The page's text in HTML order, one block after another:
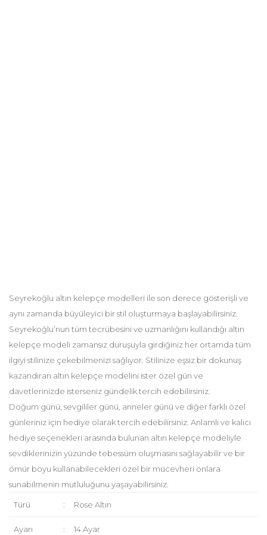
Seyrekoğlu altın kelepçe modelleri ile son derece gösterişli ve
aynı zamanda büyüleyici bir stil oluşturmaya başlayabilirsiniz.
Seyrekoğlu’nun tüm tecrübesini ve uzmanlığını kullandığı altın
kelepçe modeli zamansız duruşuyla girdiğiniz her ortamda tüm
ilgiyi stilinize çekebilmenizi sağlıyor. Stilinize eşsiz bir dokunuş
kazandıran altın kelepçe modelini ister özel gün ve
davetlerinizde isterseniz gündelik tercih edebilirsiniz.
Doğum günü, sevgililer günü, anneler günü ve diğer farklı özel
günleriniz için hediye olarak tercih edebilirsiniz. Anlamlı ve kalıcı
hediye seçenekleri arasında bulunan altın kelepçe modeliyle
sevdiklerinizin yüzünde tebessüm oluşmasını sağlayabilir ve bir
ömür boyu kullanabilecekleri özel bir mücevheri onlara
sunabilmenin mutluluğunu yaşayabilirsiniz.
Türü : Rose Altın
Ayarı : 14 Ayar